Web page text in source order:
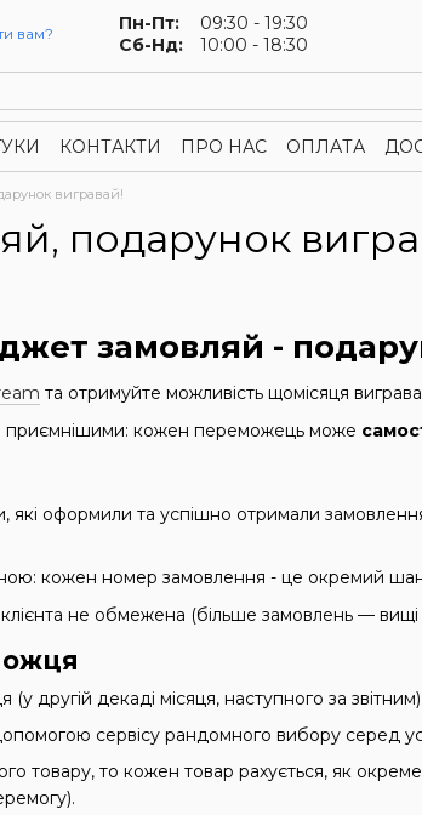
вам?
Пн-Пт:
09:30 - 19:30
Сб-Нд:
10:00 - 18:30
КОНТАКТИ ПРО НАС ОПЛАТА
Публічна оферта
вигравай!
подарунок
замовляй -
та отримуйте можливість щомісяця
приємнішими: кожен переможець може
які оформили та успішно отримали
кожен номер замовлення - це окремий
клієнта не обмежена (більше замовлень —
другій декаді місяця, наступного за звітним).
сервісу рандомного вибору серед
товару, то кожен товар рахується, як